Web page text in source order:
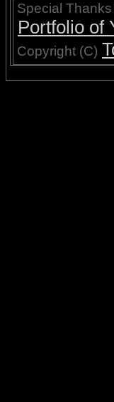
Special
Portfolio of
Copyright (C)